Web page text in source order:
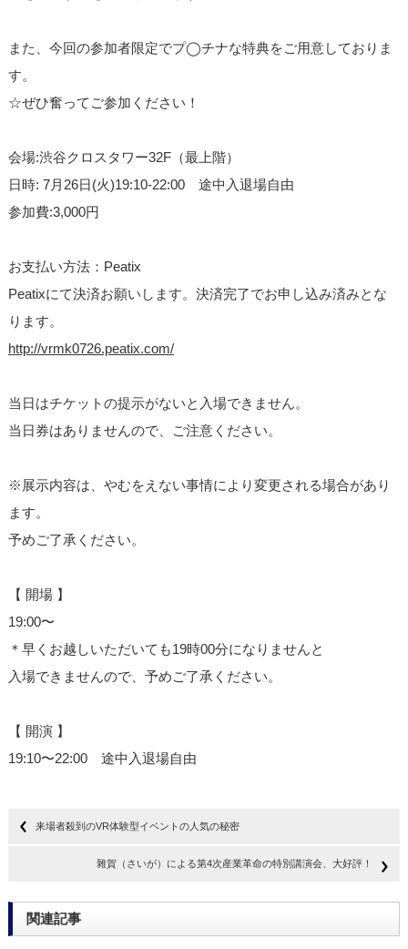
また、今回の参加者限定でプ◯チナな特典をご用意してお りま
す。
☆ぜひ奮ってご参加ください！
会場:渋谷クロスタワー32F（最上階）
日時: 7月26日(火)19:10-22:00 途中入退場自由
参加費:3,000円
お支払い方法：Peatix
Peatixにて決済お願いします。決済完了でお申し込み済みとな
ります。
http://vrmk0726.peatix.com/
当日はチケットの提示がないと入場できません。
当日券はありませんので、ご注意ください。
※展示内容は、やむをえない事情により変更される場合があり
ます。
予めご了承ください。
【 開場 】
19:00〜
＊早くお越しいただいても19時00分になりませんと
入場できませんので、予めご了承ください。
【 開演 】
19:10〜22:00 途中入退場自由
来場者殺到のVR体験型イベントの人気の秘密
雜賀（さいが）による第4次産業革命の特別講演会、大好評！
関連記事